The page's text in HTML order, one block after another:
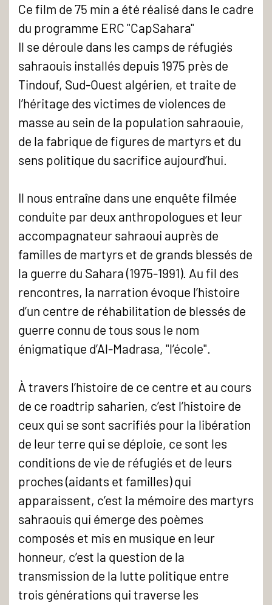
Ce film de 75 min a été réalisé dans le cadre
du programme ERC "CapSahara"
Il se déroule dans les camps de réfugiés
sahraouis installés depuis 1975 près de
Tindouf, Sud-Ouest algérien, et traite de
l’héritage des victimes de violences de
masse au sein de la population sahraouie,
de la fabrique de figures de martyrs et du
sens politique du sacrifice aujourd’hui.
Il nous entraîne dans une enquête filmée
conduite par deux anthropologues et leur
accompagnateur sahraoui auprès de
familles de martyrs et de grands blessés de
la guerre du Sahara (1975-1991). Au fil des
rencontres, la narration évoque l’histoire
d’un centre de réhabilitation de blessés de
guerre connu de tous sous le nom
énigmatique d’Al-Madrasa, "l’école".
À travers l’histoire de ce centre et au cours
de ce roadtrip saharien, c’est l’histoire de
ceux qui se sont sacrifiés pour la libération
de leur terre qui se déploie, ce sont les
conditions de vie de réfugiés et de leurs
proches (aidants et familles) qui
apparaissent, c’est la mémoire des martyrs
sahraouis qui émerge des poèmes
composés et mis en musique en leur
honneur, c’est la question de la
transmission de la lutte politique entre
trois générations qui traverse les